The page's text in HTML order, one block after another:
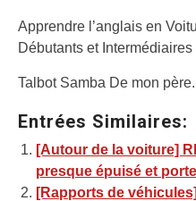
Apprendre l’anglais en
Débutants et Intermédiaires
Talbot Samba De mon
Entrées Similaires:
[Autour de la voiture]
presque épuisé et
[Rapports de